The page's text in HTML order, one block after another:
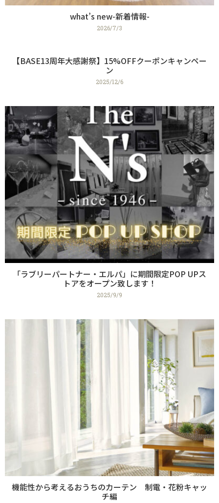
what’s new-新着情報-
2026/7/3
【BASE13周年大感謝祭】15%OFFクーポンキャンペー
ン
2025/12/6
「ラブリーパートナー・エルパ」に期間限定POP UPス
トアをオープン致します！
2025/9/9
機能性から考えるおうちのカーテン 制電・花粉キャッ
チ編